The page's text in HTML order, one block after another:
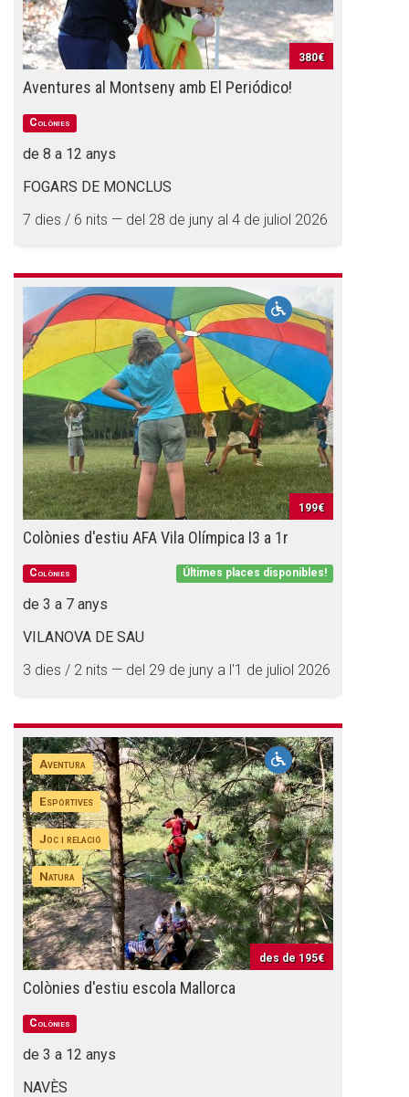
380€
Aventures al Montseny amb El Periódico!
Colònies
de 8 a 12 anys
FOGARS DE MONCLUS
7 dies / 6 nits — del 28 de juny al 4 de juliol 2026
199€
Colònies d'estiu AFA Vila Olímpica I3 a 1r
Últimes places disponibles!
Colònies
de 3 a 7 anys
VILANOVA DE SAU
3 dies / 2 nits — del 29 de juny a l'1 de juliol 2026
Aventura
Esportives
Joc i relació
Natura
des de 195€
Colònies d'estiu escola Mallorca
Colònies
de 3 a 12 anys
NAVÈS